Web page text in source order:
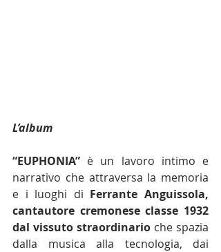
L’album
“EUPHONIA” è un lavoro intimo e
narrativo che attraversa la memoria
e i luoghi di Ferrante Anguissola,
cantautore cremonese classe 1932
dal vissuto straordinario che spazia
dalla musica alla tecnologia, dai